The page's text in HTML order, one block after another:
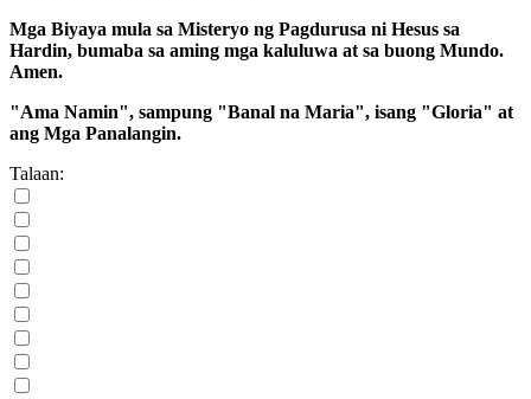
Mga Biyaya mula sa Misteryo ng Pagdurusa ni Hesus sa
Hardin, bumaba sa aming mga kaluluwa at sa buong Mundo.
Amen.
"Ama Namin", sampung "Banal na Maria", isang "Gloria" at
ang Mga Panalangin.
Talaan: